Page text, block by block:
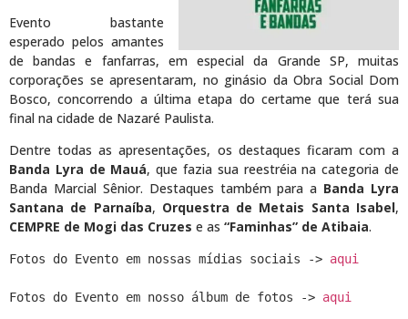
Evento bastante
esperado pelos amantes
de bandas e fanfarras, em especial da Grande SP, muitas
corporações se apresentaram, no ginásio da Obra Social Dom
Bosco, concorrendo a última etapa do certame que terá sua
final na cidade de Nazaré Paulista.
Dentre todas as apresentações, os destaques ficaram com a
Banda Lyra de Mauá, que fazia sua reestréia na categoria de
Banda Marcial Sênior. Destaques também para a Banda Lyra
Santana de Parnaíba, Orquestra de Metais Santa Isabel,
CEMPRE de Mogi das Cruzes e as “Faminhas” de Atibaia.
Fotos do Evento em nossas mídias sociais -> aqui
Fotos do Evento em nosso álbum de fotos -> aqui